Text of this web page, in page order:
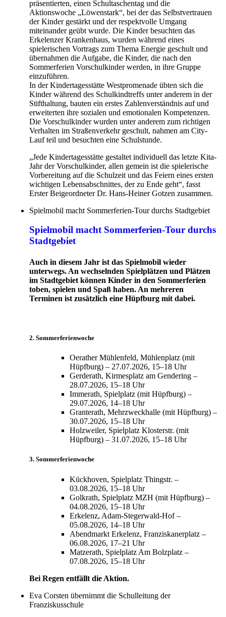
präsentierten, einen Schultaschentag und die
Aktionswoche „Löwenstark“, bei der das Selbstvertrauen
der Kinder gestärkt und der respektvolle Umgang
miteinander geübt wurde. Die Kinder besuchten das
Erkelenzer Krankenhaus, wurden während eines
spielerischen Vortrags zum Thema Energie geschult und
übernahmen die Aufgabe, die Kinder, die nach den
Sommerferien Vorschulkinder werden, in ihre Gruppe
einzuführen.
In der Kindertagesstätte Westpromenade übten sich die
Kinder während des Schulkindtreffs unter anderem in der
Stifthaltung, bauten ein erstes Zahlenverständnis auf und
erweiterten ihre sozialen und emotionalen Kompetenzen.
Die Vorschulkinder wurden unter anderem zum richtigen
Verhalten im Straßenverkehr geschult, nahmen am City-
Lauf teil und besuchten eine Schulstunde.
„Jede Kindertagesstätte gestaltet individuell das letzte Kita-
Jahr der Vorschulkinder, allen gemein ist die spielerische
Vorbereitung auf die Schulzeit und das Feiern eines ersten
wichtigen Lebensabschnittes, der zu Ende geht“, fasst
Erster Beigeordneter Dr. Hans-Heiner Gotzen zusammen.
Spielmobil macht Sommerferien-Tour durchs Stadtgebiet
Spielmobil macht Sommerferien-Tour durchs
Stadtgebiet
Auch in diesem Jahr ist das Spielmobil wieder
unterwegs. An wechselnden Spielplätzen und Plätzen
im Stadtgebiet können Kinder in den Sommerferien
toben, spielen und Spaß haben. An mehreren
Terminen ist zusätzlich eine Hüpfburg mit dabei.
2. Sommerferienwoche
Oerather Mühlenfeld, Mühlenplatz (mit
Hüpfburg) – 27.07.2026, 15–18 Uhr
Gerderath, Kirmesplatz am Gendering –
28.07.2026, 15–18 Uhr
Immerath, Spielplatz (mit Hüpfburg) –
29.07.2026, 14–18 Uhr
Granterath, Mehrzweckhalle (mit Hüpfburg) –
30.07.2026, 15–18 Uhr
Holzweiler, Spielplatz Klosterstr. (mit
Hüpfburg) – 31.07.2026, 15–18 Uhr
3. Sommerferienwoche
Kückhoven, Spielplatz Thingstr. –
03.08.2026, 15–18 Uhr
Golkrath, Spielplatz MZH (mit Hüpfburg) –
04.08.2026, 15–18 Uhr
Erkelenz, Adam-Stegerwald-Hof –
05.08.2026, 14–18 Uhr
Abendmarkt Erkelenz, Franziskanerplatz –
06.08.2026, 17–21 Uhr
Matzerath, Spielplatz Am Bolzplatz –
07.08.2026, 15–18 Uhr
Bei Regen entfällt die Aktion.
Eva Corsten übernimmt die Schulleitung der
Franziskusschule